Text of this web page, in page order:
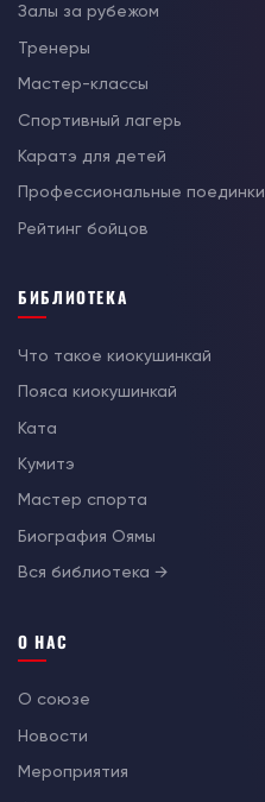
Залы за рубежом
Тренеры
Мастер-классы
Спортивный лагерь
Каратэ для детей
Профессиональные поединки
Рейтинг бойцов
БИБЛИОТЕКА
Что такое киокушинкай
Пояса киокушинкай
Ката
Кумитэ
Мастер спорта
Биография Оямы
Вся библиотека →
О НАС
О союзе
Новости
Мероприятия